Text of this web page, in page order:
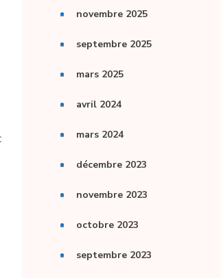
novembre 2025
septembre 2025
mars 2025
avril 2024
mars 2024
décembre 2023
novembre 2023
octobre 2023
septembre 2023